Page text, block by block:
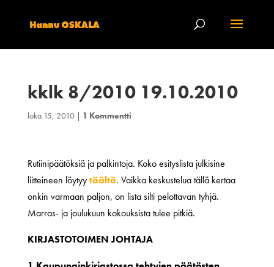
kklk 8/2010 19.10.2010
loka 15, 2010| 1 Kommentti
Rutiinipäätöksiä ja palkintoja. Koko esityslista julkisine
liitteineen löytyytäältä. Vaikka keskustelua tällä kertaa
onkin varmaan paljon, on lista silti pelottavan tyhjä.
Marras- ja joulukuun kokouksista tulee pitkiä.
KIRJASTOTOIMEN JOHTAJA